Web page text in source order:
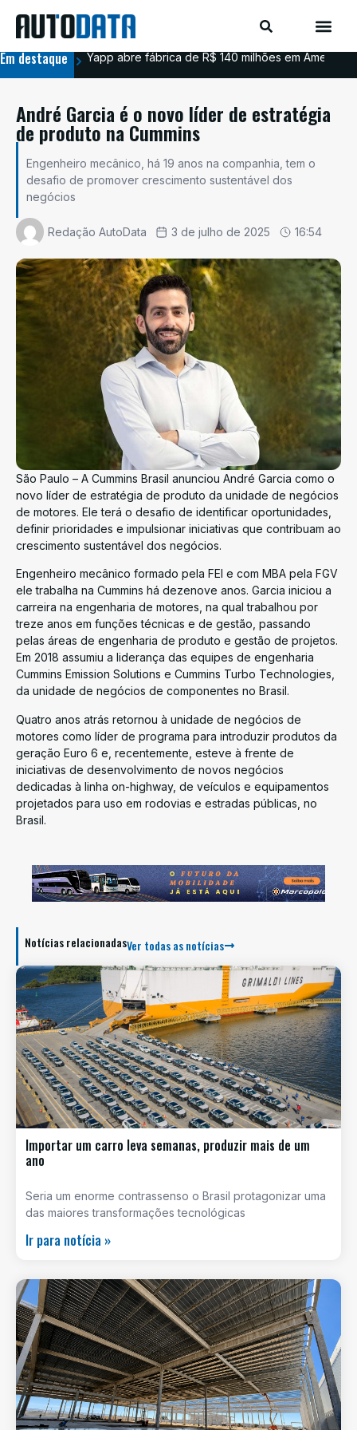
Em destaque Yapp abre fábrica de R$ 140 milhões em
André Garcia é o novo líder de estratégia
de produto na Cummins
Engenheiro mecânico, há 19 anos na companhia, tem o
desafio de promover crescimento sustentável dos
negócios
Redação AutoData 3 de julho de 2025 16:54
São Paulo – A Cummins Brasil anunciou André Garcia como o
novo líder de estratégia de produto da unidade de negócios
de motores. Ele terá o desafio de identificar oportunidades,
definir prioridades e impulsionar iniciativas que contribuam ao
crescimento sustentável dos negócios.
Engenheiro mecânico formado pela FEI e com MBA pela FGV
ele trabalha na Cummins há dezenove anos. Garcia iniciou a
carreira na engenharia de motores, na qual trabalhou por
treze anos em funções técnicas e de gestão, passando
pelas áreas de engenharia de produto e gestão de projetos.
Em 2018 assumiu a liderança das equipes de engenharia
Cummins Emission Solutions e Cummins Turbo Technologies,
da unidade de negócios de componentes no Brasil.
Quatro anos atrás retornou à unidade de negócios de
motores como líder de programa para introduzir produtos da
geração Euro 6 e, recentemente, esteve à frente de
iniciativas de desenvolvimento de novos negócios
dedicadas à linha on-highway, de veículos e equipamentos
projetados para uso em rodovias e estradas públicas, no
Brasil.
Notícias relacionadasVer todas as notícias
Importar um carro leva semanas, produzir mais de um
ano
Seria um enorme contrassenso o Brasil protagonizar uma
das maiores transformações tecnológicas
Ir para notícia »